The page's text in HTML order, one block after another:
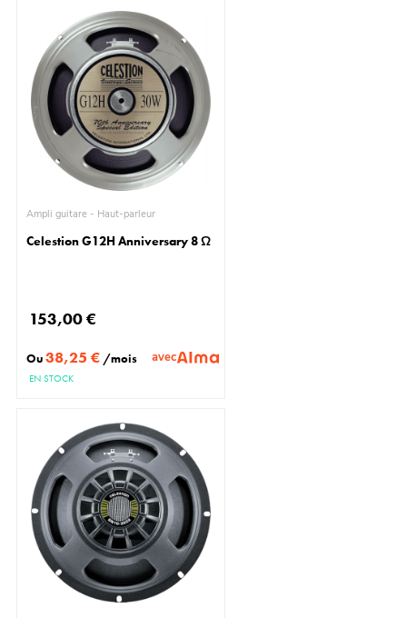
Ampli guitare - Haut-parleur
Celestion G12H Anniversary 8 Ω
153,00 €
Ou38,25 € /mois avec
EN STOCK